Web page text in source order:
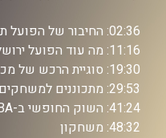
02:36: החיבור של הפועל תל אביב
11:16: מה עוד הפועל ירושלים צריכה?
19:30: סוגיית הרכש של מכבי תל אביב
29:53: מתכוננים למשחקים האולימפיים
41:24: השוק החופשי ב-NBA
48:32: משחקון